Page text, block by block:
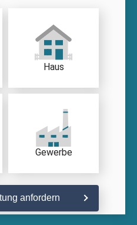
Haus
Gewerbe
anfordern